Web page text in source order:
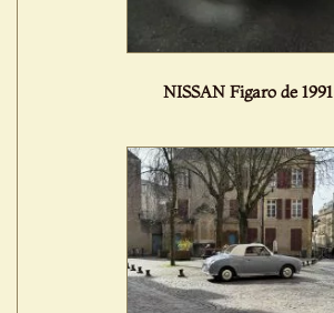
NISSAN Figaro de 1991